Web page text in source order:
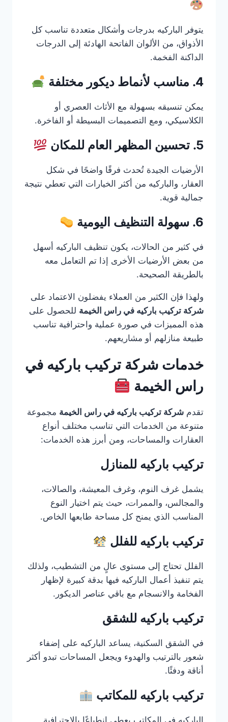
يتوفر الباركيه بدرجات وأشكال متعددة تناسب كل
الأذواق، من الألوان الفاتحة الهادئة إلى الدرجات
الداكنة الفخمة.
4. مناسب لأنماط ديكور مختلفة
يمكن تنسيقه بسهولة مع الأثاث العصري أو
الكلاسيكي، ومع التصميمات البسيطة أو الفاخرة.
5. تحسين المظهر العام للمكان
الأرضيات الجيدة تُحدث فرقًا واضحًا في شكل
العقار، والباركيه من أكثر الخيارات التي تعطي نتيجة
جمالية قوية.
6. سهولة التنظيف اليومية
في كثير من الحالات، يكون تنظيف الباركيه أسهل
من بعض الأرضيات الأخرى إذا تم التعامل معه
بالطريقة الصحيحة.
ولهذا فإن الكثير من العملاء يفضلون الاعتماد على
شركة تركيب باركيه في راس الخيمة للحصول على
هذه المميزات في صورة عملية واحترافية تناسب
طبيعة منازلهم أو مشاريعهم.
خدمات شركة تركيب باركيه في
راس الخيمة
تقدم شركة تركيب باركيه في راس الخيمة مجموعة
متنوعة من الخدمات التي تناسب مختلف أنواع
العقارات والمساحات، ومن أبرز هذه الخدمات:
تركيب باركيه للمنازل
يشمل غرف النوم، وغرف المعيشة، والصالات،
والمجالس، والممرات، حيث يتم اختيار النوع
المناسب الذي يمنح كل مساحة طابعها الخاص.
تركيب باركيه للفلل
الفلل تحتاج إلى مستوى عالٍ من التشطيب، ولذلك
يتم تنفيذ أعمال الباركيه فيها بدقة كبيرة لإظهار
الفخامة والانسجام مع باقي عناصر الديكور.
تركيب باركيه للشقق
في الشقق السكنية، يساعد الباركيه على إضفاء
شعور بالترتيب والهدوء ويجعل المساحات تبدو أكثر
أناقة ودفئًا.
تركيب باركيه للمكاتب